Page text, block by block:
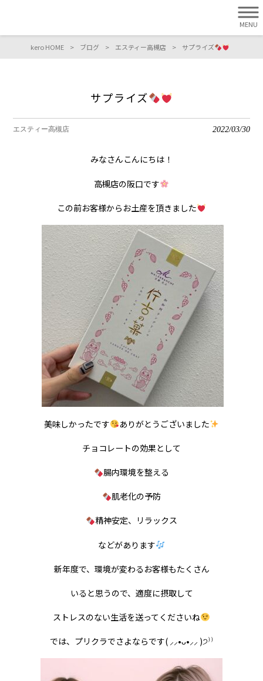
MENU
kero HOME > ブログ > エスティー高槻店 > サプライズ
サプライズ
エスティー高槻店 2022/03/30
みなさんこんにちは！
高槻店の阪口です
この前お客様からお土産を頂きました
美味しかったです ありがとうございました
チョコレートの効果として
腸内環境を整える
肌老化の予防
精神安定、リラックス
などがあります
新年度で、環境が変わるお客様もたくさん
いると思うので、適度に摂取して
ストレスのない生活を送ってくださいね
では、プリクラでさよならです( ⸝⸝•ᴗ•⸝⸝ )੭⁾⁾